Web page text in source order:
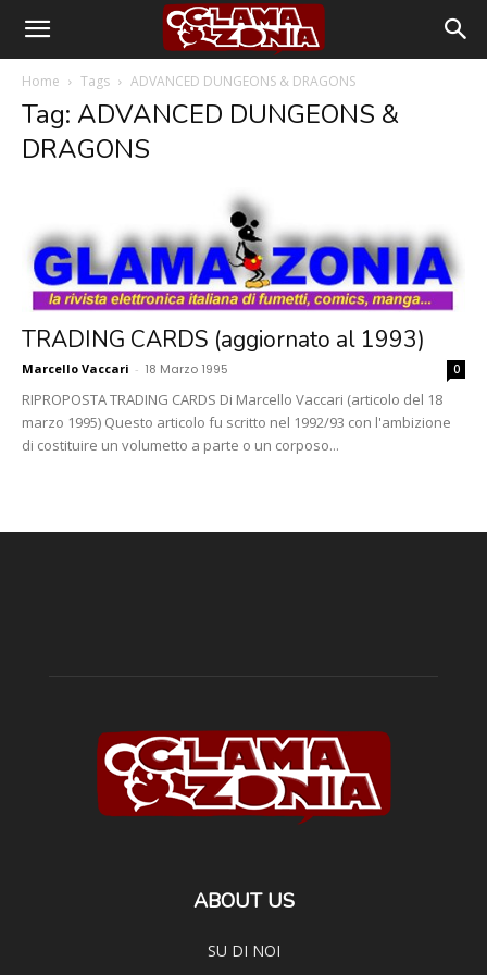
Home Tags ADVANCED DUNGEONS & DRAGONS
Tag: ADVANCED DUNGEONS &
DRAGONS
TRADING CARDS (aggiornato al 1993)
Marcello Vaccari - 18 Marzo 1995 0
RIPROPOSTA TRADING CARDS Di Marcello Vaccari (articolo del 18
marzo 1995) Questo articolo fu scritto nel 1992/93 con l'ambizione
di costituire un volumetto a parte o un corposo...
ABOUT US
SU DI NOI